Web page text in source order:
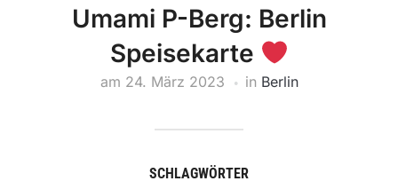
Umami P-Berg: Berlin
Speisekarte
am 24. März 2023 in Berlin
SCHLAGWÖRTER